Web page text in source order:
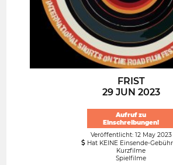
FRIST
29 JUN 2023
Aufruf zu
Einschreibungen!
Veröffentlicht: 12 May 2023
Hat KEINE Einsende-
Kurzfilme
Spielfilme